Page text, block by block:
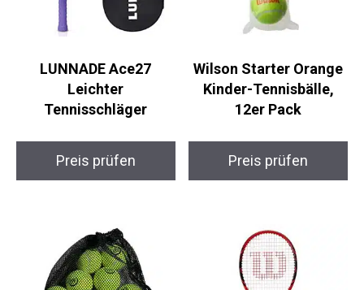
LUNNADE Ace27
Leichter
Tennisschläger
Preis prüfen
Wilson Starter Orange
Kinder-Tennisbälle,
12er Pack
Preis prüfen